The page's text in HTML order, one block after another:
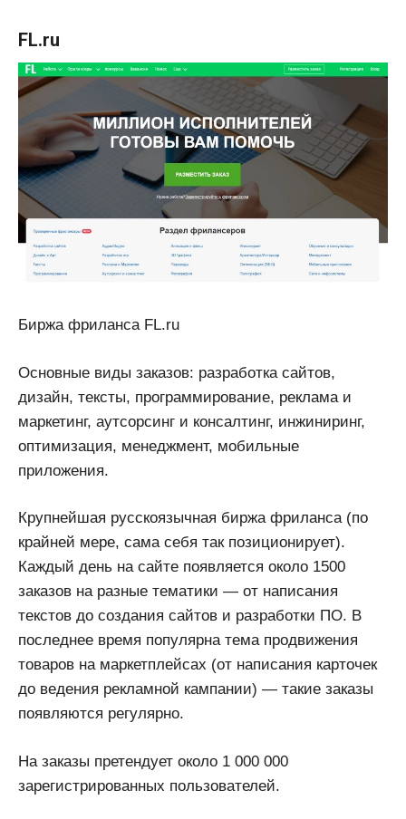
FL.ru
Биржа фриланса FL.ru
Основные виды заказов: разработка сайтов,
дизайн, тексты, программирование, реклама и
маркетинг, аутсорсинг и консалтинг, инжиниринг,
оптимизация, менеджмент, мобильные
приложения.
Крупнейшая русскоязычная биржа фриланса (по
крайней мере, сама себя так позиционирует).
Каждый день на сайте появляется около 1500
заказов на разные тематики — от написания
текстов до создания сайтов и разработки ПО. В
последнее время популярна тема продвижения
товаров на маркетплейсах (от написания карточек
до ведения рекламной кампании) — такие заказы
появляются регулярно.
На заказы претендует около 1 000 000
зарегистрированных пользователей.